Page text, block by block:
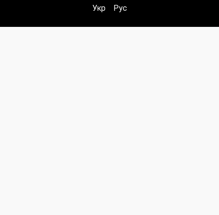
Укр Рус